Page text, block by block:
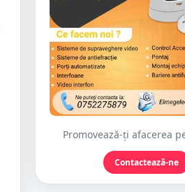
Promovează-ți afacerea
Contactează-ne